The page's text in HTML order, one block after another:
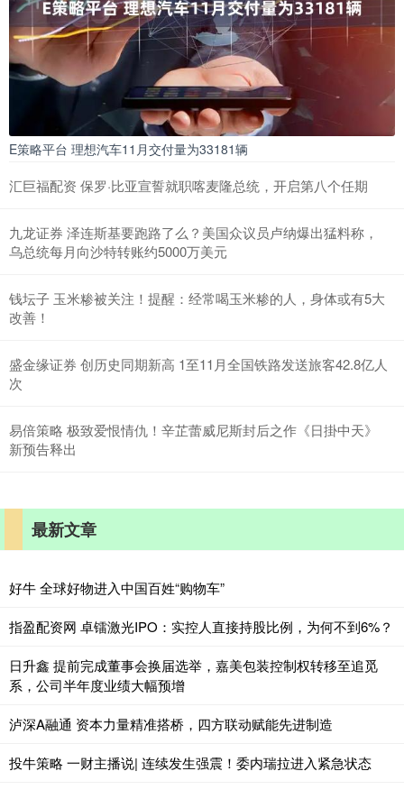
E策略平台 理想汽车11月交付量为33181辆
汇巨福配资 保罗·比亚宣誓就职喀麦隆总统，开启第八个任期
九龙证券 泽连斯基要跑路了么？美国众议员卢纳爆出猛料称，
乌总统每月向沙特转账约5000万美元
钱坛子 玉米糁被关注！提醒：经常喝玉米糁的人，身体或有5大
改善！
盛金缘证券 创历史同期新高 1至11月全国铁路发送旅客42.8亿人
次
易倍策略 极致爱恨情仇！辛芷蕾威尼斯封后之作《日掛中天》
新预告释出
最新文章
好牛 全球好物进入中国百姓“购物车”
指盈配资网 卓镭激光IPO：实控人直接持股比例，为何不到6%？
日升鑫 提前完成董事会换届选举，嘉美包装控制权转移至追觅
系，公司半年度业绩大幅预增
泸深A融通 资本力量精准搭桥，四方联动赋能先进制造
投牛策略 一财主播说| 连续发生强震！委内瑞拉进入紧急状态